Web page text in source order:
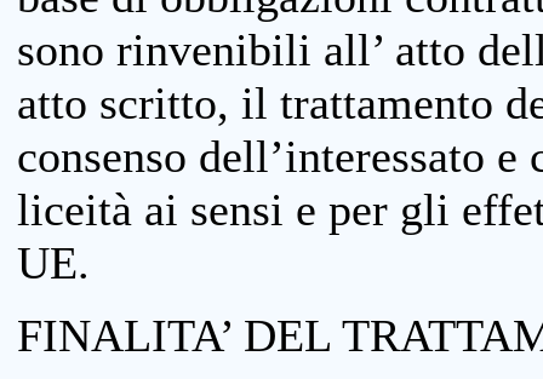
sono rinvenibili all’ atto
atto scritto, il trattamento
consenso dell’interessato
liceità ai sensi e per gli
UE.
FINALITA’ DEL